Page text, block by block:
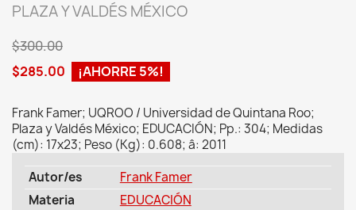
PLAZA Y VALDÉS MÉXICO
$300.00
$285.00
¡AHORRE 5%!
Frank Famer; UQROO / Universidad de Quintana Roo;
Plaza y Valdés México; EDUCACIÓN; Pp.: 304; Medidas
(cm): 17x23; Peso (Kg): 0.608; â: 2011
Autor/es
Frank Famer
Materia
EDUCACIÓN